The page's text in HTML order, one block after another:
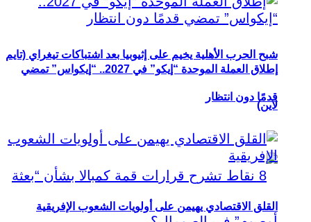
شبح الحرب الأهلية يخيم على إثيوبيا بعد اشتباكات تيغراي (تايم
لاين)
إطلاق العملة الموحدة “إيكو” في 2027.. “إيكواس” تمضي
قدمًا دون انتظار
القلق الاقتصادي يهيمن على أولويات الشعوب الإفريقية